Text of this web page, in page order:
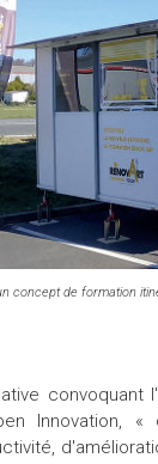
concept de formation
Innovation,